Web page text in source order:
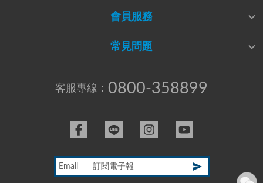
會員服務
常見問題
客服專線： 0800-358899
Email